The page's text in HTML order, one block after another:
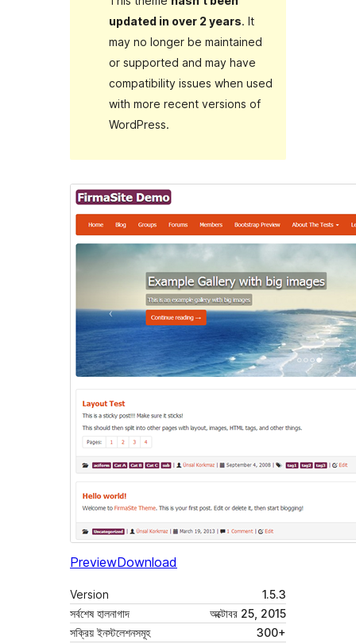
updated in over 2 years. It
may no longer be maintained
or supported and may have
compatibility issues when used
with more recent versions of
WordPress.
PreviewDownload
Version
1.5.3
সর্বশেষ হালনাগাদ
অক্টোবর 25, 2015
সক্রিয় ইনস্টলেশনসমূহ
300+